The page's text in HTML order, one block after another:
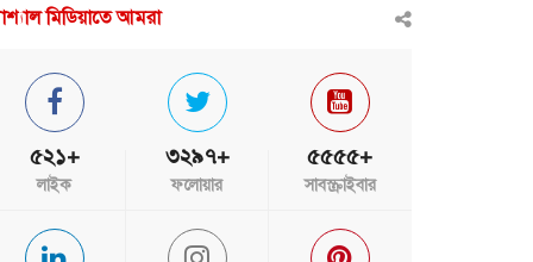
মিডিয়াতে আমরা
৫২১+
লাইক
৩২৯৭+
ফলোয়ার
৫৫৫৫+
সাবস্ক্রাইবার